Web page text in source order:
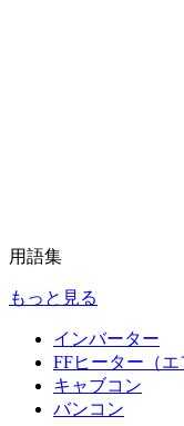
用語集
もっと見る
インバーター
FFヒーター（エ
キャブコン
バンコン